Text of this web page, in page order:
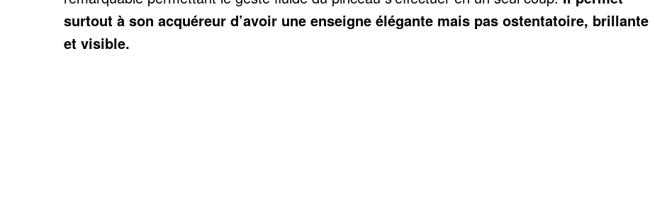
surtout à son acquéreur d’avoir une enseigne élégante mais pas ostentatoire, brillante
et visible.